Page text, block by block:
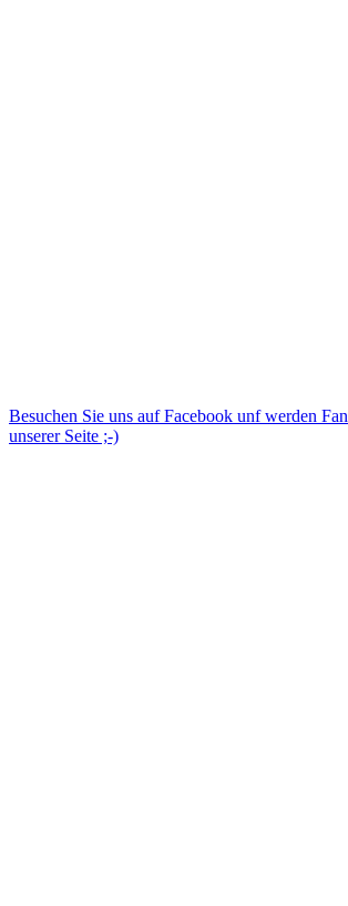
Besuchen Sie uns auf Facebook unf werden Fan
unserer Seite ;-)